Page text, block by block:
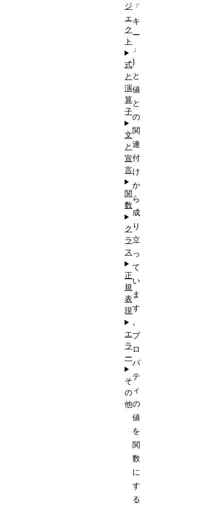
「
キ
ー
」
)
と
値
と
の
関
連
付
け
か
ら
成
り
立
っ
て
い
ま
す
。
プ
ロ
パ
テ
ィ
の
値
を
関
数
に
す
る
ジ
ェ
ク
ト
式
と
演
算
子
文
と
宣
言
関
数
ク
ラ
ス
正
規
表
現
エ
ラ
ー
そ
の
他